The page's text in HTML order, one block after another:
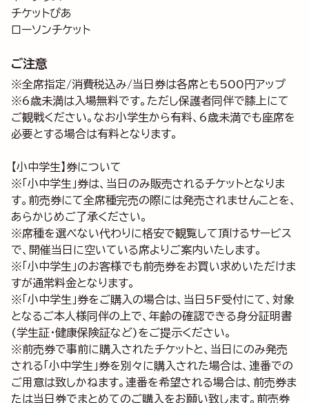
チケットぴあ
ローソンチケット
ご注意
※全席指定/消費税込み/当日券は各席とも500円アップ
※6歳未満は入場無料です。ただし保護者同伴で膝上にて
ご観戦ください。なお小学生から有料、6歳未満でも座席を
必要とする場合は有料となります。
【小中学生】券について
※「小中学生」券は、当日のみ販売されるチケットとなりま
す。前売券にて全席種完売の際には発売されませんことを、
あらかじめご了承ください。
※席種を選べない代わりに格安で観覧して頂けるサービス
で、開催当日に空いている席よりご案内いたします。
※「小中学生」のお客様でも前売券をお買い求めいただけま
すが通常料金となります。
※「小中学生」券をご購入の場合は、当日5F受付にて、対象
となるご本人様同伴の上で、年齢の確認できる身分証明書
(学生証・健康保険証など)をご提示ください。
※前売券で事前に購入されたチケットと、当日にのみ発売
される「小中学生」券を別々に購入された場合は、連番での
ご用意は致しかねます。連番を希望される場合は、前売券ま
たは当日券でまとめてのご購入をお願い致します。前売券